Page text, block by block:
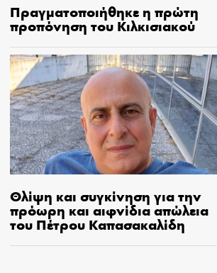
Πραγματοποιήθηκε η πρώτη
προπόνηση του Κιλκισιακού
Θλίψη και συγκίνηση για την
πρόωρη και αιφνίδια απώλεια
του Πέτρου Καπασακαλίδη